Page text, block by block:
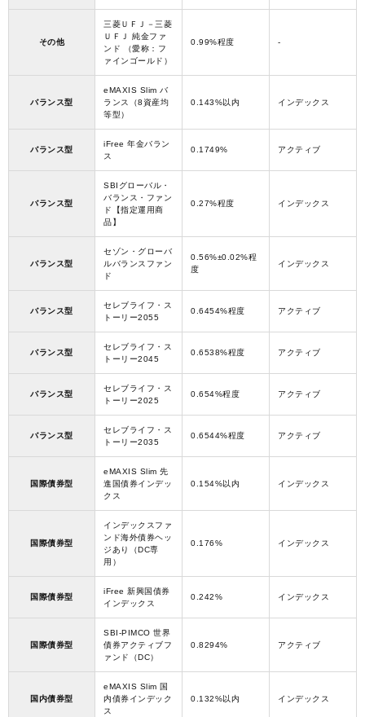
その他
三菱ＵＦＪ－三菱
ＵＦＪ 純金ファ
ンド （愛称：フ
ァインゴールド）
0.99%程度 -
バランス型
eMAXIS Slim バ
ランス（8資産均
等型）
0.143%以内 インデックス
バランス型
iFree 年金バラン
ス
0.1749% アクティブ
バランス型
SBIグローバル・
バランス・ファン
ド【指定運用商
品】
0.27%程度 インデックス
バランス型
セゾン・グローバ
ルバランスファン
ド
0.56%±0.02%程
度
インデックス
バランス型
セレブライフ・ス
トーリー2055
0.6454%程度 アクティブ
バランス型
セレブライフ・ス
トーリー2045
0.6538%程度 アクティブ
バランス型
セレブライフ・ス
トーリー2025
0.654%程度 アクティブ
バランス型
セレブライフ・ス
トーリー2035
0.6544%程度 アクティブ
国際債券型
eMAXIS Slim 先
進国債券インデッ
クス
0.154%以内 インデックス
国際債券型
インデックスファ
ンド海外債券ヘッ
ジあり（DC専
用）
0.176% インデックス
国際債券型
iFree 新興国債券
インデックス
0.242% インデックス
国際債券型
SBI-PIMCO 世界
債券アクティブフ
ァンド（DC）
0.8294% アクティブ
国内債券型
eMAXIS Slim 国
内債券インデック
ス
0.132%以内 インデックス